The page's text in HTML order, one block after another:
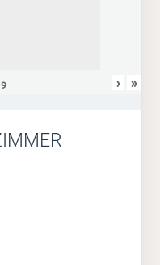
9 › »